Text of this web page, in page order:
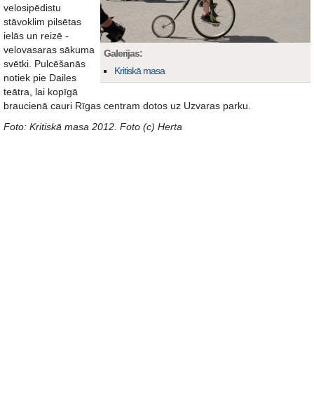
Galerijas:
Kritiskā masa
velosipēdistu
stāvoklim pilsētas
ielās un reizē -
velovasaras sākuma
svētki. Pulcēšanās
notiek pie Dailes
teātra, lai kopīgā
braucienā cauri Rīgas centram dotos uz Uzvaras parku.
Foto: Kritiskā masa 2012. Foto (c) Herta